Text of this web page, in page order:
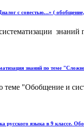
с совестью…» (
знаний
знаний по теме
теме "Обобщение и
русского языка в 9 классе.